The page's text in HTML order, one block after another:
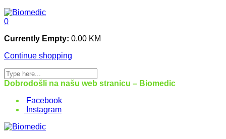
0
Currently Empty: 0.00 KM
Continue shopping
Dobrodošli na našu web stranicu – Biomedic
Facebook
Instagram